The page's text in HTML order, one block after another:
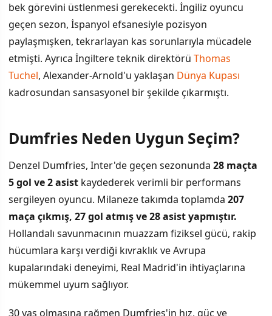
bek görevini üstlenmesi gerekecekti. İngiliz oyuncu
geçen sezon, İspanyol efsanesiyle pozisyon
paylaşmışken, tekrarlayan kas sorunlarıyla mücadele
etmişti. Ayrıca İngiltere teknik direktörü Thomas
Tuchel, Alexander-Arnold'u yaklaşan Dünya Kupası
kadrosundan sansasyonel bir şekilde çıkarmıştı.
Dumfries Neden Uygun Seçim?
Denzel Dumfries, Inter'de geçen sezonunda 28 maçta
5 gol ve 2 asist kaydederek verimli bir performans
sergileyen oyuncu. Milaneze takımda toplamda 207
maça çıkmış, 27 gol atmış ve 28 asist yapmıştır.
Hollandalı savunmacının muazzam fiziksel gücü, rakip
hücumlara karşı verdiği kıvraklık ve Avrupa
kupalarındaki deneyimi, Real Madrid'in ihtiyaçlarına
mükemmel uyum sağlıyor.
30 yaş olmasına rağmen Dumfries'in hız, güç ve